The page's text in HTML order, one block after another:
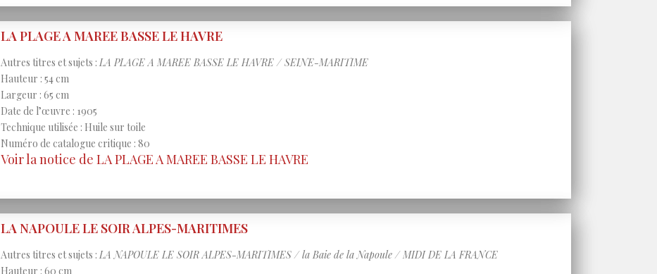
LA PLAGE A MAREE BASSE LE HAVRE
Autres titres et sujets : LA PLAGE A MAREE BASSE LE HAVRE / SEINE-MARITIME
Hauteur : 54 cm
Largeur : 65 cm
Date de l’œuvre : 1905
Technique utilisée : Huile sur toile
Numéro de catalogue critique : 80
Voir la notice de LA PLAGE A MAREE BASSE LE HAVRE
LA NAPOULE LE SOIR ALPES-MARITIMES
Autres titres et sujets : LA NAPOULE LE SOIR ALPES-MARITIMES / la Baie de la Napoule / MIDI DE LA FRANCE
Hauteur : 60 cm